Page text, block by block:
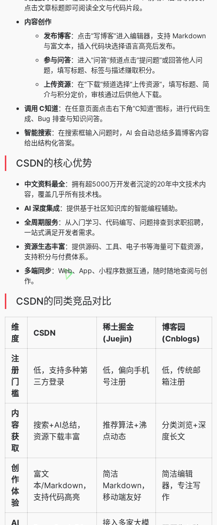
点击文章标题即可阅读全文与代码片段。
内容创作
发布博客：点击”写博客”进入编辑器，支持 Markdown
与富文本，插入代码块选择语言高亮后发布。
参与问答：进入”问答”频道点击”提问题”或回答他人问
题，填写标题、标签与描述赚取积分。
上传资源：在”下载”频道选择”上传资源”，填写标题、简
介与积分定价，审核通过后供他人下载。
调用 C知道：在任意页面点击右下角”C知道”图标，进行代码生
成、Bug 排查与知识问答。
智能搜索：在搜索框输入问题时，AI 会自动总结多篇博客内容
给出结构化答案。
CSDN的核心优势
中文资料最全：拥有超5000万开发者沉淀的20年中文技术内
容，覆盖几乎所有技术栈。
AI 深度集成：提供基于社区知识库的智能编程辅助。
全周期服务：从入门学习、代码编写、问题排查到求职招聘，
一站式满足开发者需求。
资源生态丰富：提供源码、工具、电子书等海量可下载资源，
支持积分与付费体系。
多端同步：Web、App、小程序数据互通，随时随地查阅与创
作。
CSDN的同类竞品对比
维
度
CSDN
稀土掘金
(Juejin)
博客园
(Cnblogs)
注
册
门
槛
低，支持多种第
三方登录
低，偏向手机
号注册
低，传统邮
箱注册
内
容
获
取
搜索+AI总结，
资源下载丰富
推荐算法+沸
点动态
分类浏览+深
度长文
创
作
体
验
富文
本/Markdown，
支持代码高亮
简洁
Markdown，
移动端友好
简洁编辑
器，专注写
作
AI
接入多家大模